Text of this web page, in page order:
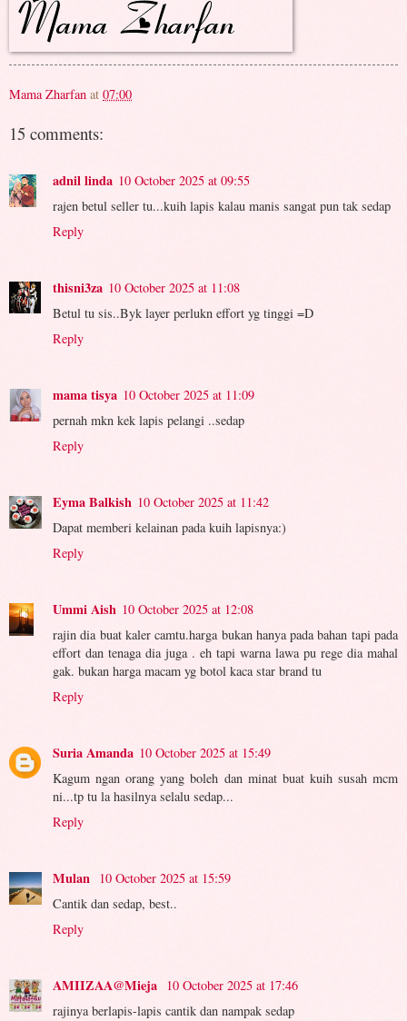
Mama Zharfan at 07:00
15 comments:
adnil linda 10 October 2025 at 09:55
rajen betul seller tu...kuih lapis kalau manis sangat pun tak sedap
Reply
thisni3za 10 October 2025 at 11:08
Betul tu sis..Byk layer perlukn effort yg tinggi =D
Reply
mama tisya 10 October 2025 at 11:09
pernah mkn kek lapis pelangi ..sedap
Reply
Eyma Balkish 10 October 2025 at 11:42
Dapat memberi kelainan pada kuih lapisnya:)
Reply
Ummi Aish 10 October 2025 at 12:08
rajin dia buat kaler camtu.harga bukan hanya pada bahan tapi pada
effort dan tenaga dia juga . eh tapi warna lawa pu rege dia mahal
gak. bukan harga macam yg botol kaca star brand tu
Reply
Suria Amanda 10 October 2025 at 15:49
Kagum ngan orang yang boleh dan minat buat kuih susah mcm
ni...tp tu la hasilnya selalu sedap...
Reply
Mulan
10 October 2025 at 15:59
Cantik dan sedap, best..
Reply
AMIIZAA@Mieja 10 October 2025 at 17:46
rajinya berlapis-lapis cantik dan nampak sedap